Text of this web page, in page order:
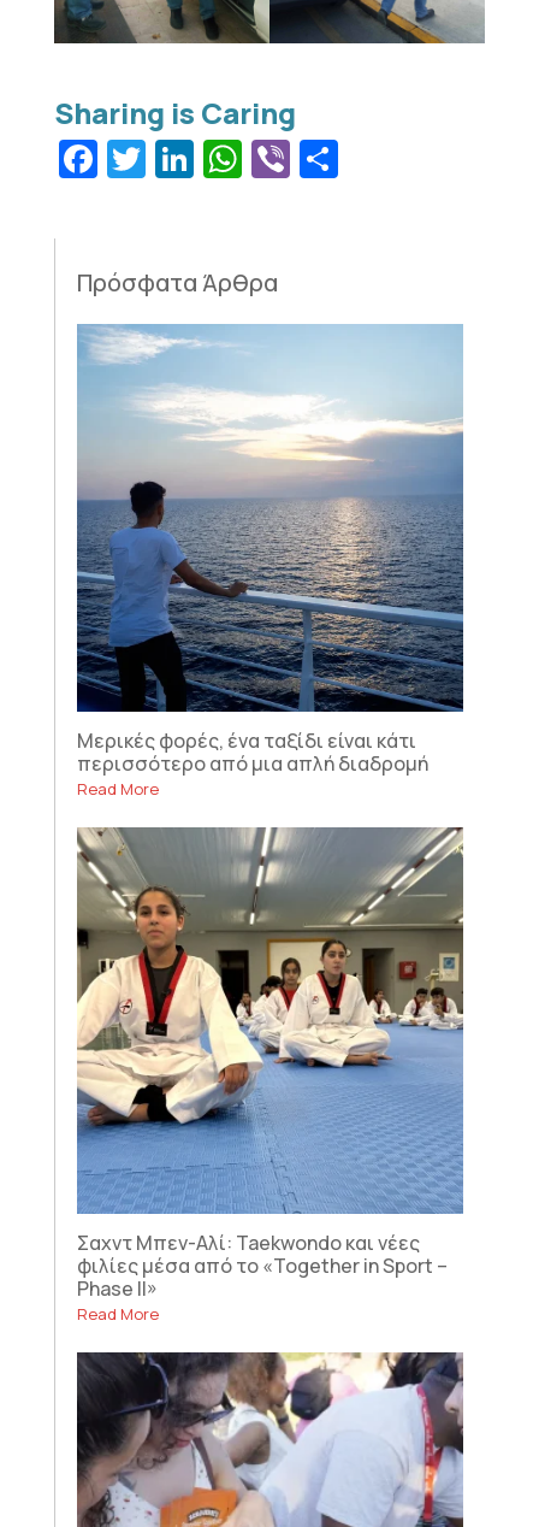
Facebook
Twitter
LinkedIn
WhatsApp
Viber
Πρόσφατα Άρθρα
Μερικές φορές, ένα ταξίδι είναι κάτι
περισσότερο από μια απλή διαδρομή
Read More
Σαχντ Μπεν-Αλί: Taekwondo και νέες
φιλίες μέσα από το «Together in Sport –
Phase II»
Read More